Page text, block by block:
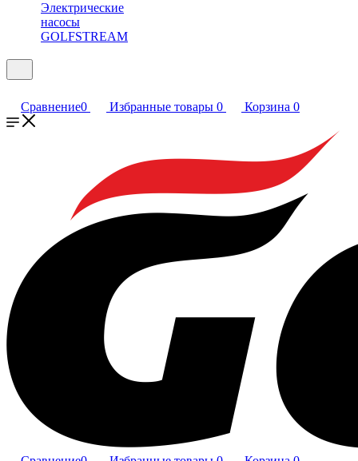
Электрические
насосы
GOLFSTREAM
Сравнение0 Избранные товары 0 Корзина 0